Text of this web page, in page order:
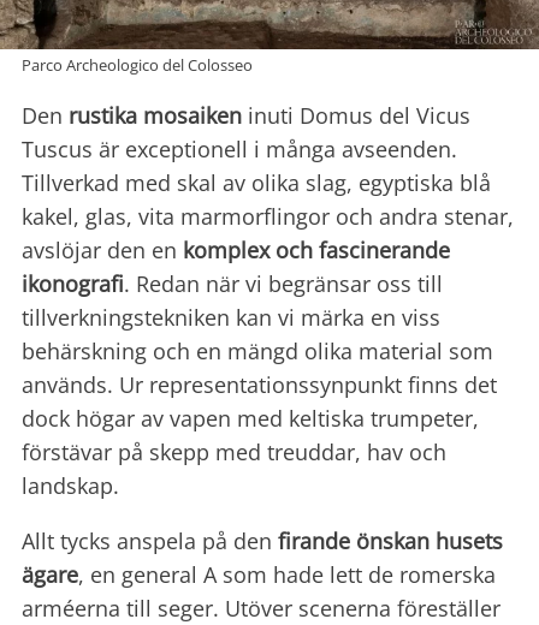
Parco Archeologico del Colosseo
Den rustika mosaiken inuti Domus del Vicus
Tuscus är exceptionell i många avseenden.
Tillverkad med skal av olika slag, egyptiska blå
kakel, glas, vita marmorflingor och andra stenar,
avslöjar den en komplex och fascinerande
ikonografi. Redan när vi begränsar oss till
tillverkningstekniken kan vi märka en viss
behärskning och en mängd olika material som
används. Ur representationssynpunkt finns det
dock högar av vapen med keltiska trumpeter,
förstävar på skepp med treuddar, hav och
landskap.
Allt tycks anspela på den firande önskan husets
ägare, en general A som hade lett de romerska
arméerna till seger. Utöver scenerna föreställer